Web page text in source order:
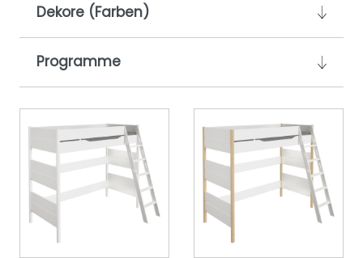
Dekore (Farben)
Programme